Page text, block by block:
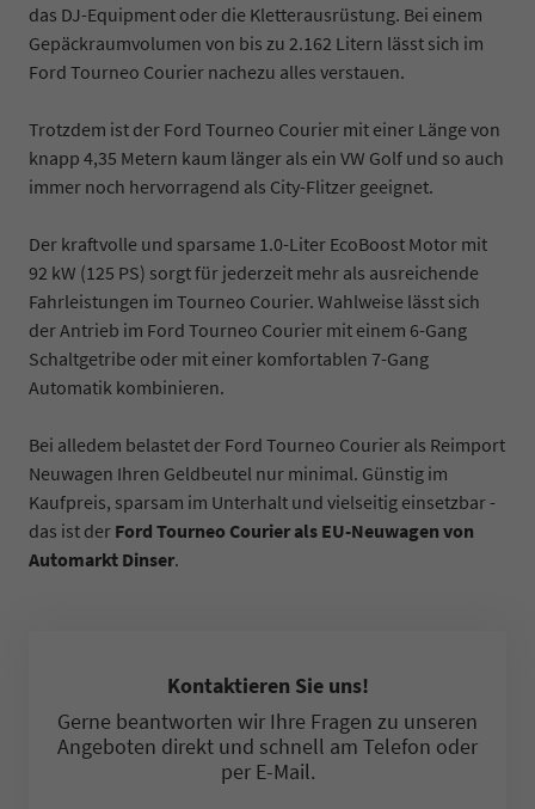
das DJ-Equipment oder die Kletterausrüstung. Bei einem
Gepäckraumvolumen von bis zu 2.162 Litern lässt sich im
Ford Tourneo Courier nachezu alles verstauen.
Trotzdem ist der Ford Tourneo Courier mit einer Länge von
knapp 4,35 Metern kaum länger als ein VW Golf und so auch
immer noch hervorragend als City-Flitzer geeignet.
Der kraftvolle und sparsame 1.0-Liter EcoBoost Motor mit
92 kW (125 PS) sorgt für jederzeit mehr als ausreichende
Fahrleistungen im Tourneo Courier. Wahlweise lässt sich
der Antrieb im Ford Tourneo Courier mit einem 6-Gang
Schaltgetribe oder mit einer komfortablen 7-Gang
Automatik kombinieren.
Bei alledem belastet der Ford Tourneo Courier als Reimport
Neuwagen Ihren Geldbeutel nur minimal. Günstig im
Kaufpreis, sparsam im Unterhalt und vielseitig einsetzbar -
das ist der Ford Tourneo Courier als EU-Neuwagen von
Automarkt Dinser.
Kontaktieren Sie uns!
Gerne beantworten wir Ihre Fragen zu unseren
Angeboten direkt und schnell am Telefon oder
per E-Mail.